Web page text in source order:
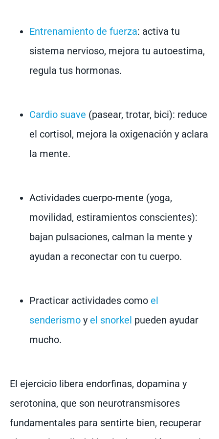
Entrenamiento de fuerza: activa tu
sistema nervioso, mejora tu autoestima,
regula tus hormonas.
Cardio suave (pasear, trotar, bici): reduce
el cortisol, mejora la oxigenación y aclara
la mente.
Actividades cuerpo-mente (yoga,
movilidad, estiramientos conscientes):
bajan pulsaciones, calman la mente y
ayudan a reconectar con tu cuerpo.
Practicar actividades como el
senderismo y el snorkel pueden ayudar
mucho.
El ejercicio libera endorfinas, dopamina y
serotonina, que son neurotransmisores
fundamentales para sentirte bien, recuperar